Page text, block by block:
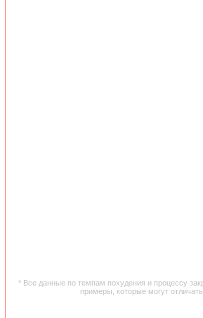
* Все данные по темпам похудения и процессу
примеры, которые могут